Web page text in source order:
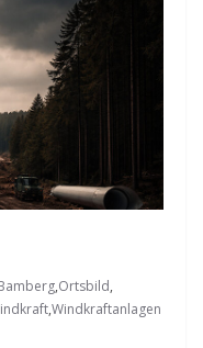
,Ortsbild,
,Windkraftanlagen